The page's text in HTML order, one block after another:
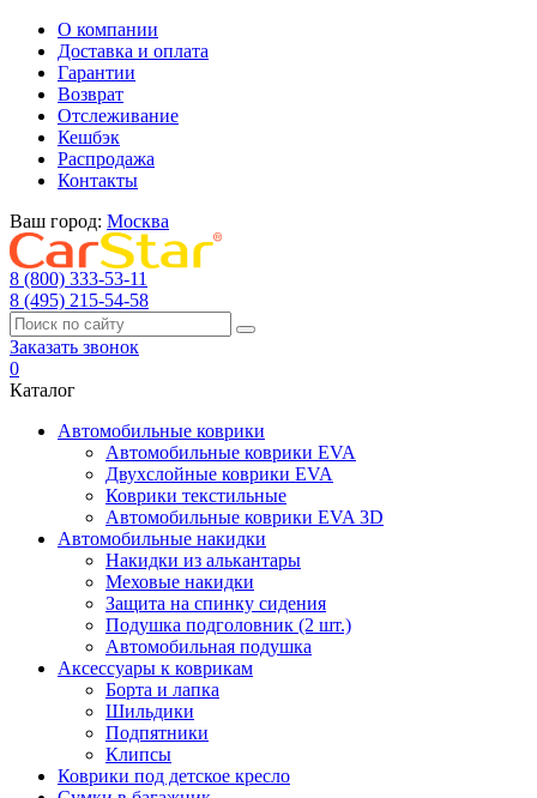
О компании
Доставка и оплата
Гарантии
Возврат
Отслеживание
Кешбэк
Распродажа
Контакты
Ваш город: Москва
8 (800) 333-53-11
8 (495) 215-54-58
Заказать звонок
0
Каталог
Автомобильные коврики
Автомобильные коврики EVA
Двухслойные коврики EVA
Коврики текстильные
Автомобильные коврики EVA 3D
Автомобильные накидки
Накидки из алькантары
Меховые накидки
Защита на спинку сидения
Подушка подголовник (2 шт.)
Автомобильная подушка
Аксессуары к коврикам
Борта и лапка
Шильдики
Подпятники
Клипсы
Коврики под детское кресло